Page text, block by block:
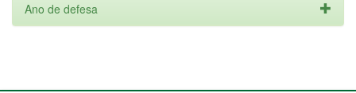
Ano de defesa